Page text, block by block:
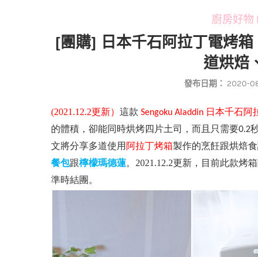
廚房好物
[團購] 日本千石阿拉丁電烤
道烘焙
發布日期： 2020-
(2021.12.2更新） 這款 Sengoku Aladdin 日本千石阿
的體積，卻能同時烘烤四片土司，而且只需要0.2
文將分享多道使用 阿拉丁烤箱製作的烹飪跟烘焙
餐包跟檸檬瑪德蓮。2021.12.2更新，目前此款烤
準時結團。